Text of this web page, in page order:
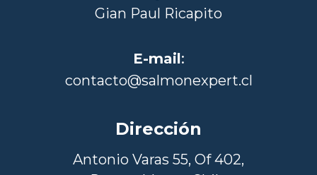
Gian Paul Ricapito
E-mail:
contacto@salmonexpert.cl
Dirección
Antonio Varas 55, Of 402,